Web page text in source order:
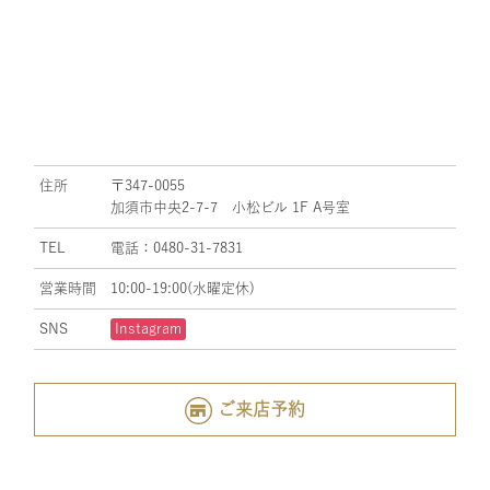
住所
〒347-0055
加須市中央2-7-7 小松ビル 1F A号室
TEL 電話：0480-31-7831
営業時間 10:00-19:00(水曜定休)
SNS Instagram
ご来店予約